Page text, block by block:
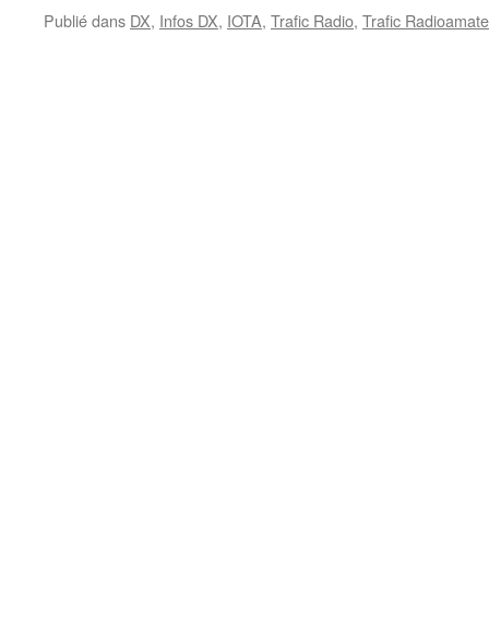
Publié dans DX, Infos DX, IOTA, Trafic Radio, Trafic